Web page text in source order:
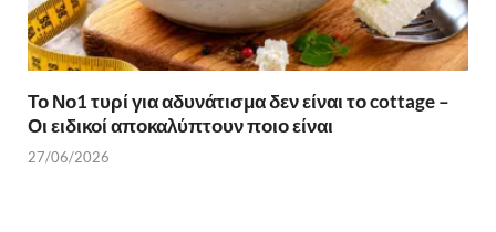
Το Νο1 τυρί για αδυνάτισμα δεν είναι το cottage –
Οι ειδικοί αποκαλύπτουν ποιο είναι
27/06/2026